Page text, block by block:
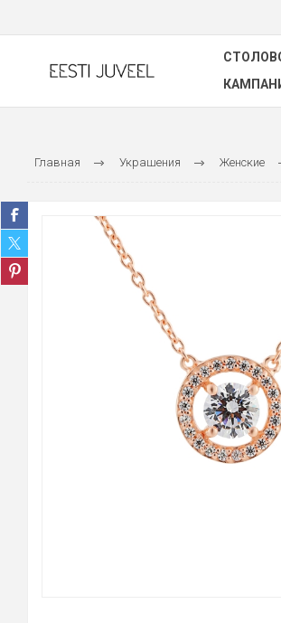
Главная Украшения Женские